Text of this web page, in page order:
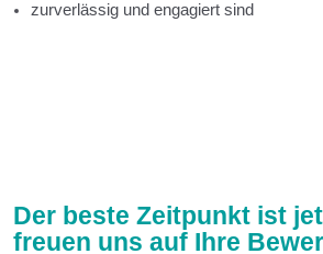
zurverlässig und engagiert sind
Der beste Zeitpunkt ist
freuen uns auf Ihre